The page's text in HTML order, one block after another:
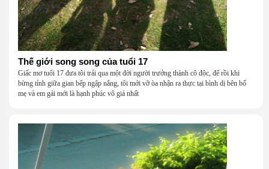
Thế giới song song của tuổi 17
Giấc mơ tuổi 17 đưa tôi trải qua một đời người trưởng thành cô độc, để rồi khi
bừng tỉnh giữa gian bếp ngập nắng, tôi mới vỡ òa nhận ra thực tại bình dị bên bố
mẹ và em gái mới là hạnh phúc vô giá nhất